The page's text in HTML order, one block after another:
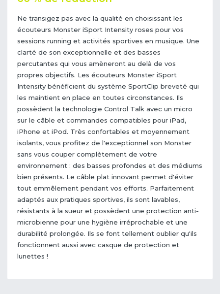
Ne transigez pas avec la qualité en choisissant les
écouteurs Monster iSport Intensity roses pour vos
sessions running et activités sportives en musique. Une
clarté de son exceptionnelle et des basses
percutantes qui vous amèneront au delà de vos
propres objectifs. Les écouteurs Monster iSport
Intensity bénéficient du système SportClip breveté qui
les maintient en place en toutes circonstances. Ils
possèdent la technologie Control Talk avec un micro
sur le câble et commandes compatibles pour iPad,
iPhone et iPod. Très confortables et moyennement
isolants, vous profitez de l'exceptionnel son Monster
sans vous couper complètement de votre
environnement : des basses profondes et des médiums
bien présents. Le câble plat innovant permet d'éviter
tout emmêlement pendant vos efforts. Parfaitement
adaptés aux pratiques sportives, ils sont lavables,
résistants à la sueur et possèdent une protection anti-
microbienne pour une hygiène irréprochable et une
durabilité prolongée. Ils se font tellement oublier qu'ils
fonctionnent aussi avec casque de protection et
lunettes !